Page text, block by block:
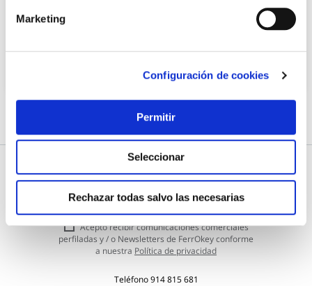
Marketing
Configuración de cookies
Permitir
Seleccionar
Rechazar todas salvo las necesarias
Subscríbete a nuestra Newsletter
Inscríbase
boletín
de
Enviar
Acepto recibir comunicaciones comerciales
perfiladas y / o Newsletters de FerrOkey conforme
a nuestra Política de privacidad
Teléfono914 815 681